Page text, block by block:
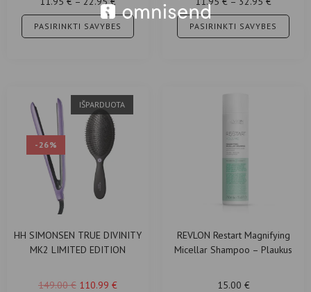
PASIRINKTI SAVYBES PASIRINKTI SAVYBES
IŠPARDUOTA
-26%
HH SIMONSEN TRUE DIVINITY
MK2 LIMITED EDITION
plaukų tiesintuvas
149.00€ 110.99 €
REVLON Restart Magnifying
Micellar Shampoo – Plaukus
15.00 €